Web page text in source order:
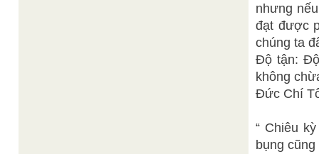
nhưng
đạt được
chúng ta
Độ tận:
không
Đức Chí
“ Chiêu
bụng